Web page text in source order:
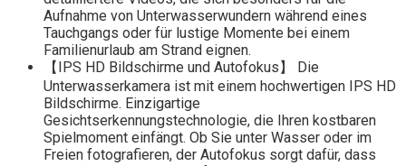
Aufnahme von Unterwasserwundern während eines
Tauchgangs oder für lustige Momente bei einem
Familienurlaub am Strand eignen.
【IPS HD Bildschirme und Autofokus】 Die
Unterwasserkamera ist mit einem hochwertigen IPS HD
Bildschirme. Einzigartige
Gesichtserkennungstechnologie, die Ihren kostbaren
Spielmoment einfängt. Ob Sie unter Wasser oder im
Freien fotografieren, der Autofokus sorgt dafür, dass